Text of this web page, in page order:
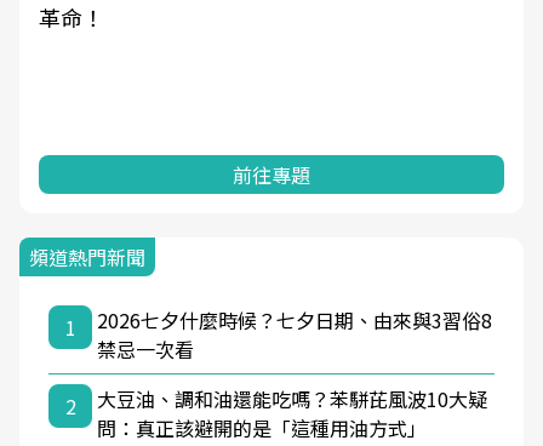
革命！
前往專題
頻道熱門新聞
1
2026七夕什麼時候？七夕日期、由來與3習俗8
禁忌一次看
2
大豆油、調和油還能吃嗎？苯駢芘風波10大疑
問：真正該避開的是「這種用油方式」